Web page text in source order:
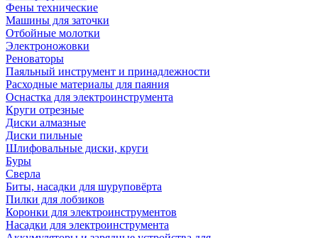
Фены технические
Машины для заточки
Отбойные молотки
Электроножовки
Реноваторы
Паяльный инструмент и принадлежности
Расходные материалы для паяния
Оснастка для электроинструмента
Круги отрезные
Диски алмазные
Диски пильные
Шлифовальные диски, круги
Буры
Сверла
Биты, насадки для шуруповёрта
Пилки для лобзиков
Коронки для электроинструментов
Насадки для электроинструмента